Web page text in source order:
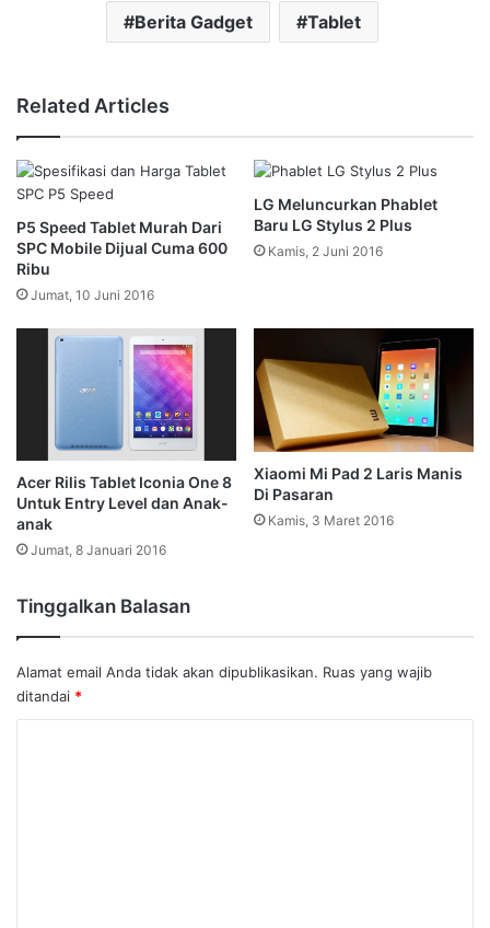
Berita Gadget Tablet
Related Articles
P5 Speed Tablet Murah Dari
SPC Mobile Dijual Cuma 600
Ribu
Jumat, 10 Juni 2016
LG Meluncurkan Phablet
Baru LG Stylus 2 Plus
Kamis, 2 Juni 2016
Acer Rilis Tablet Iconia One 8
Untuk Entry Level dan Anak-
anak
Jumat, 8 Januari 2016
Xiaomi Mi Pad 2 Laris Manis
Di Pasaran
Kamis, 3 Maret 2016
Tinggalkan Balasan
Alamat email Anda tidak akan dipublikasikan. Ruas yang wajib
ditandai *